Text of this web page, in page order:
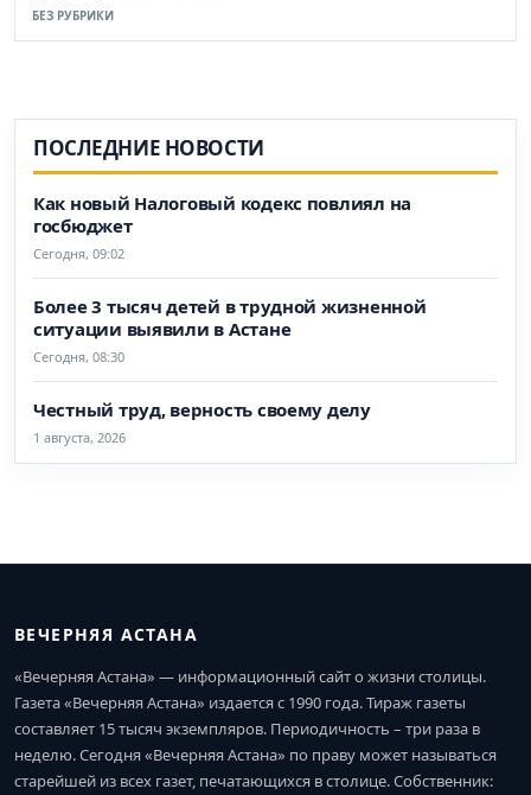
БЕЗ РУБРИКИ
ПОСЛЕДНИЕ НОВОСТИ
Как новый Налоговый кодекс повлиял на
госбюджет
Сегодня, 09:02
Более 3 тысяч детей в трудной жизненной
ситуации выявили в Астане
Сегодня, 08:30
Честный труд, верность своему делу
1 августа, 2026
ВЕЧЕРНЯЯ АСТАНА
«Вечерняя Астана» — информационный сайт о жизни столицы.
Газета «Вечерняя Астана» издается с 1990 года. Тираж газеты
составляет 15 тысяч экземпляров. Периодичность – три раза в
неделю. Сегодня «Вечерняя Астана» по праву может называться
старейшей из всех газет, печатающихся в столице. Собственник: